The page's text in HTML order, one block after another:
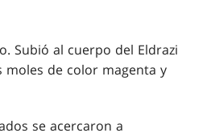
Subió al cuerpo del Eldrazi
moles de color magenta y
se acercaron a